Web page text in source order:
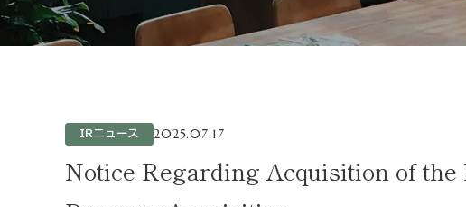
事業紹介
インバウンド送客事業
IRニュース 2025.07.17
Notice Regarding Acquisition of